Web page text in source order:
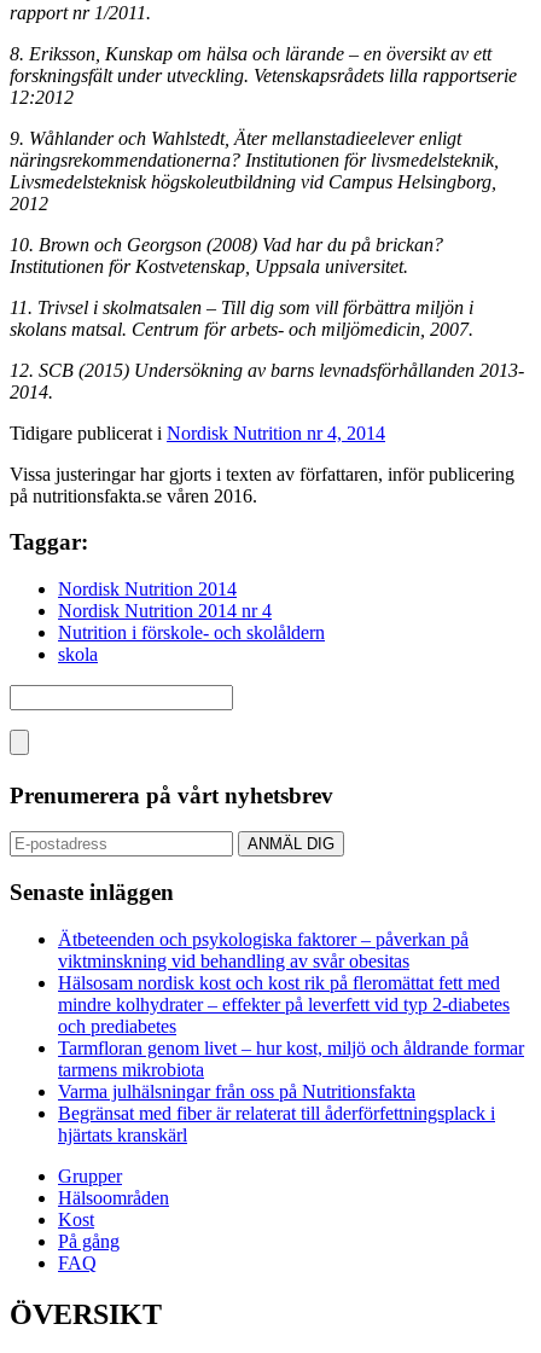
rapport nr 1/2011.
8. Eriksson, Kunskap om hälsa och lärande – en översikt av ett
forskningsfält under utveckling. Vetenskapsrådets lilla rapportserie
12:2012
9. Wåhlander och Wahlstedt, Äter mellanstadieelever enligt
näringsrekommendationerna? Institutionen för livsmedelsteknik,
Livsmedelsteknisk högskoleutbildning vid Campus Helsingborg,
2012
10. Brown och Georgson (2008) Vad har du på brickan?
Institutionen för Kostvetenskap, Uppsala universitet.
11. Trivsel i skolmatsalen – Till dig som vill förbättra miljön i
skolans matsal. Centrum för arbets- och miljömedicin, 2007.
12. SCB (2015) Undersökning av barns levnadsförhållanden 2013-
2014.
Tidigare publicerat i Nordisk Nutrition nr 4, 2014
Vissa justeringar har gjorts i texten av författaren, inför publicering
på nutritionsfakta.se våren 2016.
Taggar:
Nordisk Nutrition 2014
Nordisk Nutrition 2014 nr 4
Nutrition i förskole- och skolåldern
skola
Prenumerera på vårt nyhetsbrev
Senaste inläggen
Ätbeteenden och psykologiska faktorer – påverkan på
viktminskning vid behandling av svår obesitas
Hälsosam nordisk kost och kost rik på fleromättat fett med
mindre kolhydrater – effekter på leverfett vid typ 2-diabetes
och prediabetes
Tarmfloran genom livet – hur kost, miljö och åldrande formar
tarmens mikrobiota
Varma julhälsningar från oss på Nutritionsfakta
Begränsat med fiber är relaterat till åderförfettningsplack i
hjärtats kranskärl
Grupper
Hälsoområden
Kost
På gång
FAQ
ÖVERSIKT